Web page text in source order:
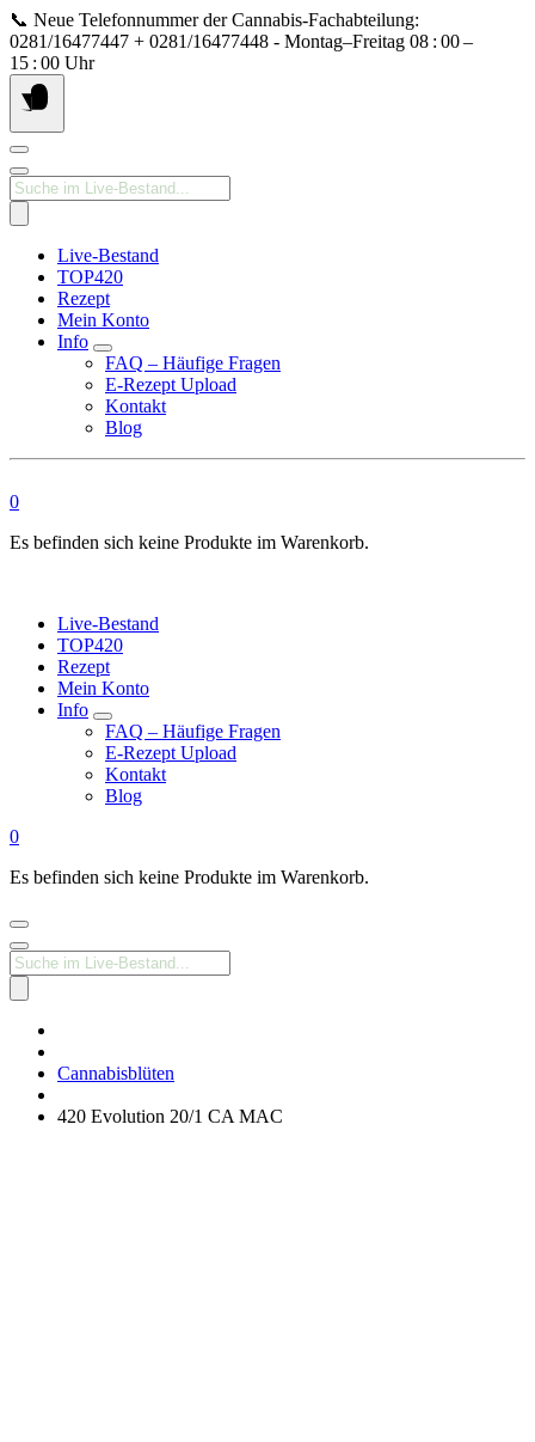
Springe
zum
Inhalt
📞 Neue Telefonnummer der Cannabis‑Fachabteilung:
0281/16477447 + 0281/16477448 - Montag–Freitag 08 : 00 –
15 : 00 Uhr
Products
search
Live-Bestand
TOP420
Rezept
Mein Konto
Info
FAQ – Häufige Fragen
E-Rezept Upload
Kontakt
Blog
0
Es befinden sich keine Produkte im Warenkorb.
Live-Bestand
TOP420
Rezept
Mein Konto
Info
FAQ – Häufige Fragen
E-Rezept Upload
Kontakt
Blog
0
Es befinden sich keine Produkte im Warenkorb.
Products
search
Apotheke
Cannabisblüten
420 Evolution 20/1 CA MAC